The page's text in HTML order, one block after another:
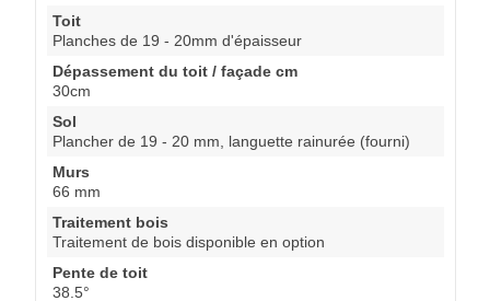
Toit
Planches de 19 - 20mm d'épaisseur
Dépassement du toit / façade cm
30cm
Sol
Plancher de 19 - 20 mm, languette rainurée (fourni)
Murs
66 mm
Traitement bois
Traitement de bois disponible en option
Pente de toit
38.5°